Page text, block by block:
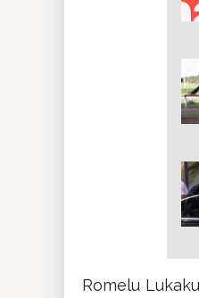
Romelu